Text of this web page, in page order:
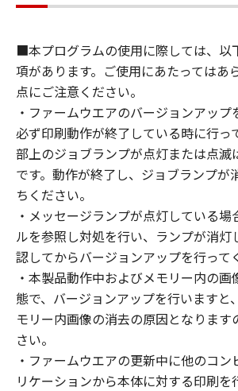
■本プログラムの使用に際しては、以
項があります。ご使用にあたってはあ
点にご注意ください。
・ファームウエアのバージョンアップ
必ず印刷動作が終了している時に行っ
部上のジョブランプが点灯または点滅
です。動作が終了し、ジョブランプが
ちください。
・メッセージランプが点灯している
ルを参照し対処を行い、ランプが消灯
認してからバージョンアップを行って
・本製品動作中およびメモリー内の
態で、バージョンアップを行いますと
モリー内画像の消去の原因となります
さい。
・ファームウエアの更新中に他のコ
リケーションから本体に対する印刷を